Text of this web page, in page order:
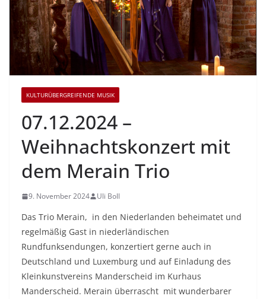
KULTURÜBERGREIFENDE MUSIK
07.12.2024 –
Weihnachtskonzert mit
dem Merain Trio
9. November 2024 Uli Boll
Das Trio Merain, in den Niederlanden beheimatet und
regelmäßig Gast in niederländischen
Rundfunksendungen, konzertiert gerne auch in
Deutschland und Luxemburg und auf Einladung des
Kleinkunstvereins Manderscheid im Kurhaus
Manderscheid. Merain überrascht mit wunderbarer